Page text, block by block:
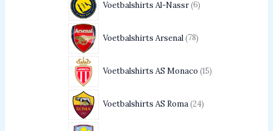
Voetbalshirts Al-Nassr 6
Voetbalshirts Arsenal 78
Voetbalshirts AS Monaco 15
Voetbalshirts AS Roma 24